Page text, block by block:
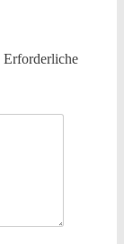
Erforderliche